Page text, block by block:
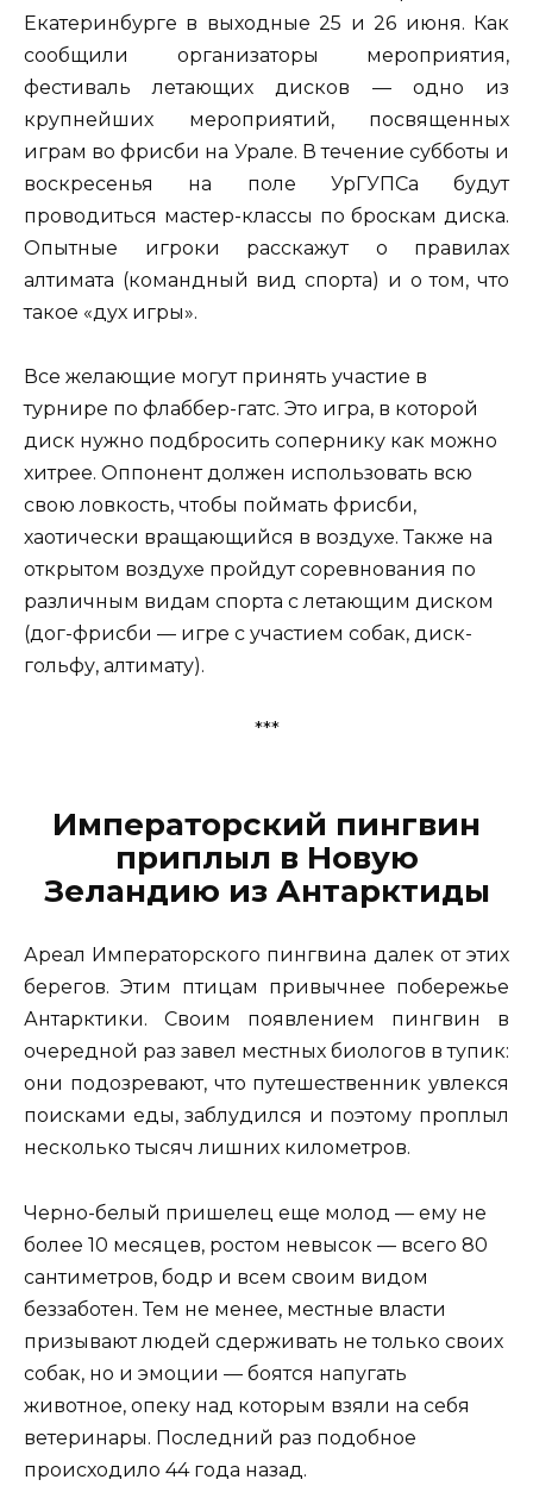
Екатеринбурге в выходные 25 и 26 июня. Как
сообщили организаторы мероприятия,
фестиваль летающих дисков — одно из
крупнейших мероприятий, посвященных
играм во фрисби на Урале. В течение субботы и
воскресенья на поле УрГУПСа будут
проводиться мастер-классы по броскам диска.
Опытные игроки расскажут о правилах
алтимата (командный вид спорта) и о том, что
такое «дух игры».
Все желающие могут принять участие в
турнире по флаббер-гатс. Это игра, в которой
диск нужно подбросить сопернику как можно
хитрее. Оппонент должен использовать всю
свою ловкость, чтобы поймать фрисби,
хаотически вращающийся в воздухе. Также на
открытом воздухе пройдут соревнования по
различным видам спорта с летающим диском
(дог-фрисби — игре с участием собак, диск-
гольфу, алтимату).
***
Императорский пингвин
приплыл в Новую
Зеландию из Антарктиды
Ареал Императорского пингвина далек от этих
берегов. Этим птицам привычнее побережье
Антарктики. Своим появлением пингвин в
очередной раз завел местных биологов в тупик:
они подозревают, что путешественник увлекся
поисками еды, заблудился и поэтому проплыл
несколько тысяч лишних километров.
Черно-белый пришелец еще молод — ему не
более 10 месяцев, ростом невысок — всего 80
сантиметров, бодр и всем своим видом
беззаботен. Тем не менее, местные власти
призывают людей сдерживать не только своих
собак, но и эмоции — боятся напугать
животное, опеку над которым взяли на себя
ветеринары. Последний раз подобное
происходило 44 года назад.